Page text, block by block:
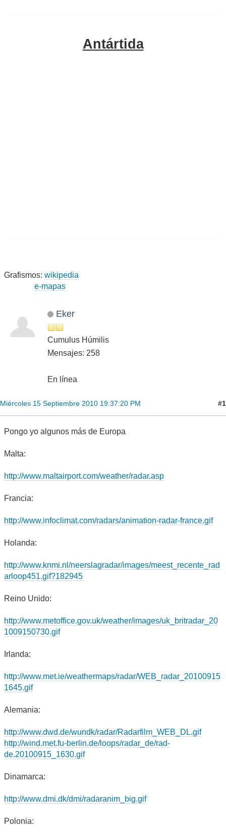
Antártida
Grafismos: wikipedia
e-mapas
Eker
Cumulus Húmilis
Mensajes: 258
En línea
Miércoles 15 Septiembre 2010 19:37:20 PM #1
Pongo yo algunos más de Europa
Malta:
http://www.maltairport.com/weather/radar.asp
Francia:
http://www.infoclimat.com/radars/animation-radar-france.gif
Holanda:
http://www.knmi.nl/neerslagradar/images/meest_recente_rad
arloop451.gif?182945
Reino Unido:
http://www.metoffice.gov.uk/weather/images/uk_britradar_20
1009150730.gif
Irlanda:
http://www.met.ie/weathermaps/radar/WEB_radar_20100915
1645.gif
Alemania:
http://www.dwd.de/wundk/radar/Radarfilm_WEB_DL.gif
http://wind.met.fu-berlin.de/loops/radar_de/rad-
de.20100915_1630.gif
Dinamarca:
http://www.dmi.dk/dmi/radaranim_big.gif
Polonia: